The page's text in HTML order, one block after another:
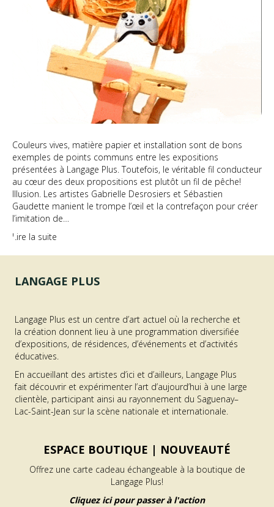
Couleurs vives, matière papier et installation sont de bons
exemples de points communs entre les expositions
présentées à Langage Plus. Toutefois, le véritable fil conducteur
au cœur des deux propositions est plutôt un fil de pêche!
Illusion. Les artistes Gabrielle Desrosiers et Sébastien
Gaudette manient le trompe l’œil et la contrefaçon pour créer
l’imitation de…
Lire la suite
LANGAGE PLUS
Langage Plus est un centre d’art actuel où la recherche et
la création donnent lieu à une programmation diversifiée
d’expositions, de résidences, d’événements et d’activités
éducatives.
En accueillant des artistes d’ici et d’ailleurs, Langage Plus
fait découvrir et expérimenter l’art d’aujourd’hui à une large
clientèle, participant ainsi au rayonnement du Saguenay–
Lac-Saint-Jean sur la scène nationale et internationale.
ESPACE BOUTIQUE | NOUVEAUTÉ
Offrez une carte cadeau échangeable à la boutique de
Langage Plus!
Cliquez ici pour passer à l'action